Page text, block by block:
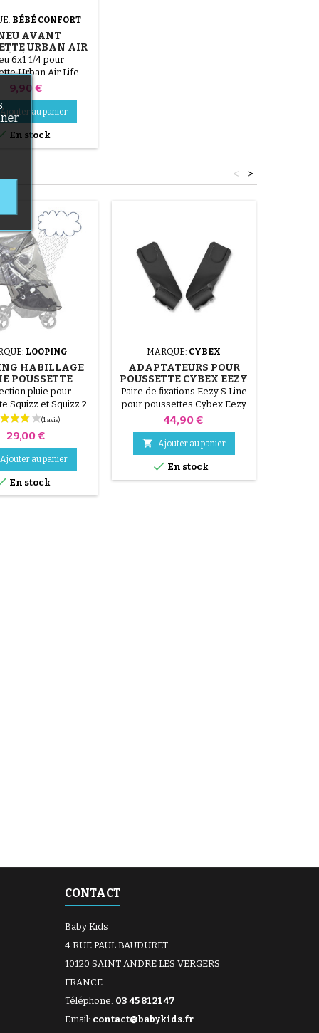
BÉBÉ CONFORT
AVANT
URBAN AIR
CONFORT
6x1 1/4 pour
Urban Air Life
Bébé Confort
Prix
9,90 €
Ajouter au panier
En stock
>
<
LOOPING
HABILLAGE
POUSSETTE
ET SQUIZZ 2 ET 3
pluie pour
Squizz et Squizz 2
et 3
Prix
29,00 €
Ajouter au panier
En stock
MARQUE: CYBEX
ADAPTATEURS POUR
POUSSETTE CYBEX EEZY
S / EEZY S TWIST
Paire de fixations Eezy S Line
pour poussettes Cybex Eezy
S / Eezy S Twist 2018
Prix
44,90 €
 Ajouter au panier
 En stock
CONTACT
Baby Kids
4 RUE PAUL BAUDURET
10120 SAINT ANDRE LES VERGERS
FRANCE
Téléphone: 03 45 81 21 47
Email: contact@babykids.fr